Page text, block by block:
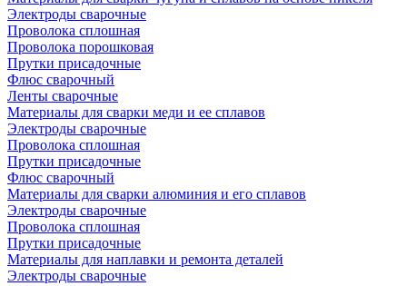
Электроды сварочные
Проволока сплошная
Проволока порошковая
Прутки присадочные
Флюс сварочный
Ленты сварочные
Материалы для сварки меди и ее сплавов
Электроды сварочные
Проволока сплошная
Прутки присадочные
Флюс сварочный
Материалы для сварки алюминия и его сплавов
Электроды сварочные
Проволока сплошная
Прутки присадочные
Материалы для наплавки и ремонта деталей
Электроды сварочные